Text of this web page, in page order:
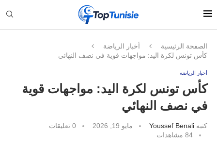
الصفحة الرئيسية
أخبار الرياضة
كأس تونس لكرة اليد: مواجهات قوية في نصف النهائي
أخبار الرياضة
كأس تونس لكرة اليد: مواجهات قوية
في نصف النهائي
كتبه Youssef Benali مايو 19, 2026
0 تعليقات
84 مشاهدات